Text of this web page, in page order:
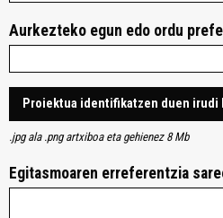
Aurkezteko egun edo ordu
Proiektua identifikatzen duen irudi
.jpg ala .png artxiboa eta gehienez 8 Mb
Egitasmoaren erreferentzia